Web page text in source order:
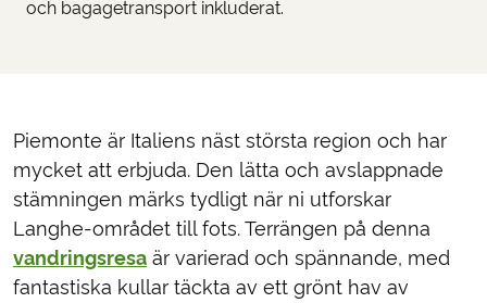
och bagagetransport inkluderat.
Piemonte är Italiens näst största region och har
mycket att erbjuda. Den lätta och avslappnade
stämningen märks tydligt när ni utforskar
Langhe-området till fots. Terrängen på denna
vandringsresa är varierad och spännande, med
fantastiska kullar täckta av ett grönt hav av